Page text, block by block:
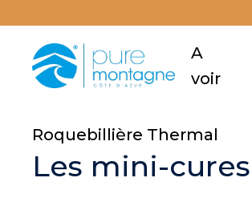
A
voir
Roquebillière Thermal
Les mini-